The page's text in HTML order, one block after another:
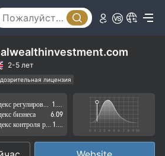
2-5 лет
лицензия
деятельности подозрителен
потенциальные риски
бизнеса
6.09